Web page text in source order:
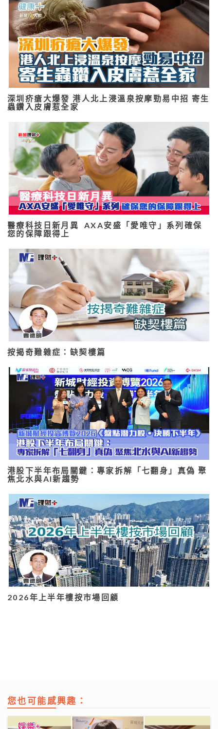
深圳疥瘡大爆發 港人北上浸溫泉按摩勁易中招 寄生
蟲鑽入皮膚惹全家
醫療科技日新月異 AXA安盛「愛唯守」系列確保
您的保障跟得上
按揭奇難雜症：缺契樓篇
港股下半年布局關鍵：專家拆解「七翻身」真偽 聚
焦北水與AI新趨勢
2026年上半年樓按市場回顧
您也可能感興趣：